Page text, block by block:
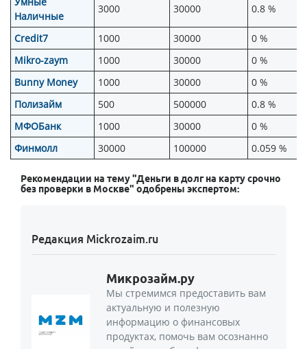
Наличные
3000 30000 0.8 %
Credit7 1000 30000
0 %
Mikro-zaym
1000 30000
0 %
Bunny Money
1000 30000
0 %
Полизайм
500 500000
0.8 %
МФОБанк
1000 30000
0 %
Финмолл
30000 100000 0.059 %
Рекомендации на тему "Деньги в долг на карту срочно
без проверки в Москве" одобрены экспертом:
Редакция Mickrozaim.ru
Микрозайм.ру
Мы стремимся предоставить вам
актуальную и полезную
информацию о финансовых
продуктах, помочь вам осознанно